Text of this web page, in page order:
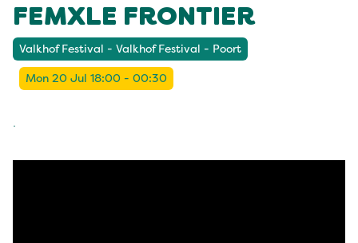
FEMXLE FRONTIER
Valkhof Festival - Valkhof Festival - Poort
Mon 20 Jul 18:00 - 00:30
.